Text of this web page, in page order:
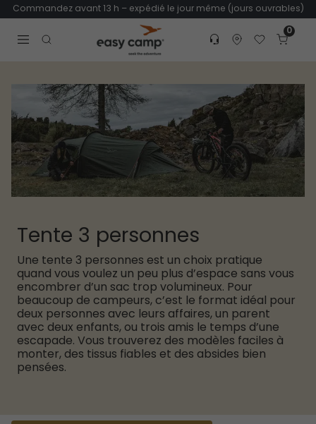
Commandez avant 13 h – expédié le jour même (jours ouvrables)
Open search modal
Customer service
Find dealer
Favorites
Cart
0
Tente 3 personnes
Une tente 3 personnes est un choix pratique
quand vous voulez un peu plus d’espace sans vous
encombrer d’un sac trop volumineux. Pour
beaucoup de campeurs, c’est le format idéal pour
deux personnes avec leurs affaires, un parent
avec deux enfants, ou trois amis le temps d’une
escapade. Vous trouverez des modèles faciles à
monter, des tissus fiables et des absides bien
pensées.